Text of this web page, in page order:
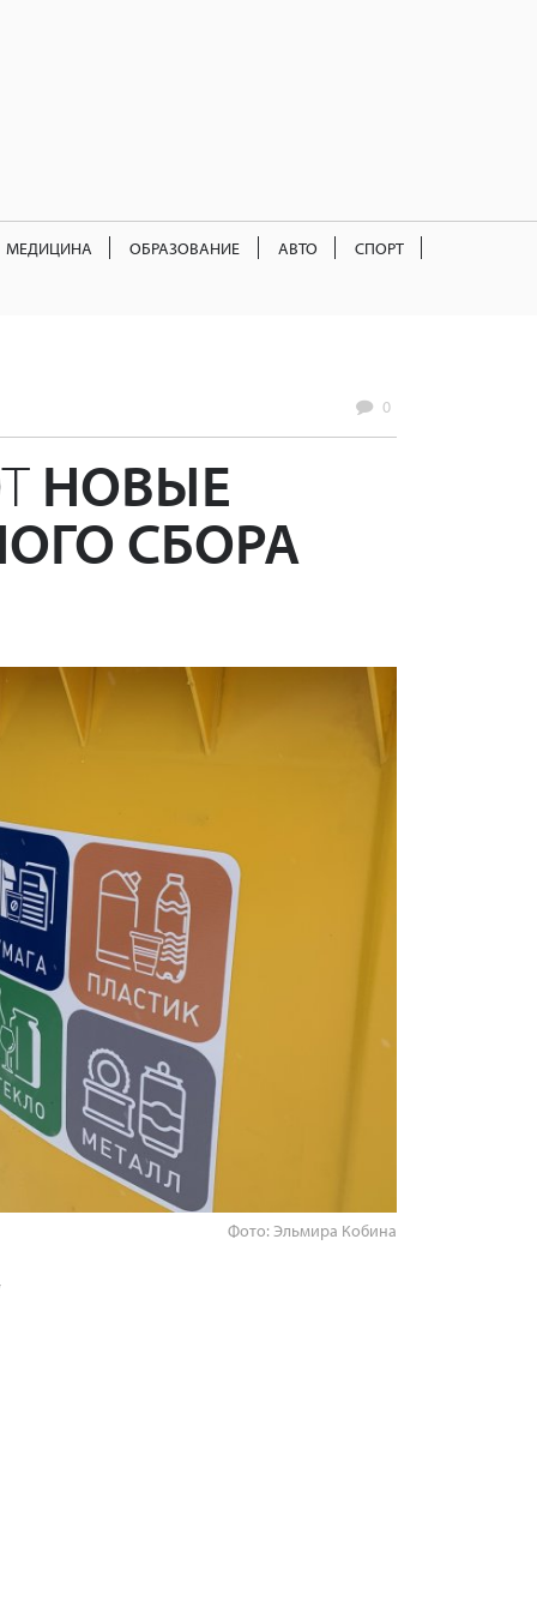
МЕДИЦИНА ОБРАЗОВАНИЕ АВТО СПОРТ
0
НОВЫЕ
СБОРА
Фото: Эльмира Кобина